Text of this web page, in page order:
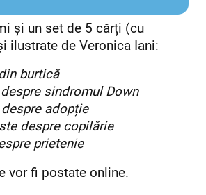
și un set de 5 cărți (cu
ilustrate de Veronica Iani:
burtică
sindromul Down
adopție
despre copilărie
prietenie
vor fi postate online.